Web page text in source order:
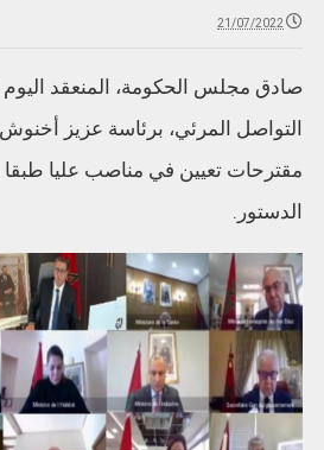
21/07/2022
صادق مجلس الحكومة، المنعقد اليوم
التواصل المرئي، برئاسة عزيز
الدستور.